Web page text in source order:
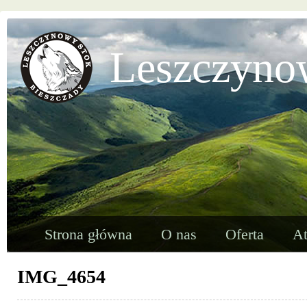
Strona główna O nas Oferta
IMG_4654